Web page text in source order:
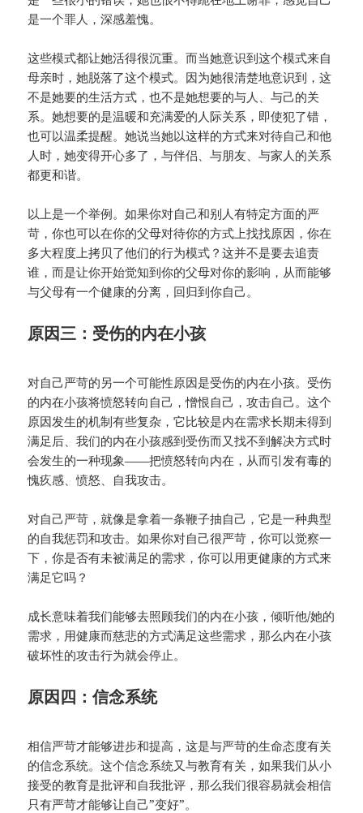
是一个罪人，深感羞愧。
这些模式都让她活得很沉重。而当她意识到这个模式来自
母亲时，她脱落了这个模式。因为她很清楚地意识到，这
不是她要的生活方式，也不是她想要的与人、与己的关
系。她想要的是温暖和充满爱的人际关系，即使犯了错，
也可以温柔提醒。她说当她以这样的方式来对待自己和他
人时，她变得开心多了，与伴侣、与朋友、与家人的关系
都更和谐。
以上是一个举例。如果你对自己和别人有特定方面的严
苛，你也可以在你的父母对待你的方式上找找原因，你在
多大程度上拷贝了他们的行为模式？这并不是要去追责
谁，而是让你开始觉知到你的父母对你的影响，从而能够
与父母有一个健康的分离，回归到你自己。
原因三：受伤的内在小孩
对自己严苛的另一个可能性原因是受伤的内在小孩。受伤
的内在小孩将愤怒转向自己，憎恨自己，攻击自己。这个
原因发生的机制有些复杂，它比较是内在需求长期未得到
满足后、我们的内在小孩感到受伤而又找不到解决方式时
会发生的一种现象——把愤怒转向内在，从而引发有毒的
愧疚感、愤怒、自我攻击。
对自己严苛，就像是拿着一条鞭子抽自己，它是一种典型
的自我惩罚和攻击。如果你对自己很严苛，你可以觉察一
下，你是否有未被满足的需求，你可以用更健康的方式来
满足它吗？
成长意味着我们能够去照顾我们的内在小孩，倾听他/她的
需求，用健康而慈悲的方式满足这些需求，那么内在小孩
破坏性的攻击行为就会停止。
原因四：信念系统
相信严苛才能够进步和提高，这是与严苛的生命态度有关
的信念系统。这个信念系统又与教育有关，如果我们从小
接受的教育是批评和自我批评，那么我们很容易就会相信
只有严苛才能够让自己”变好”。